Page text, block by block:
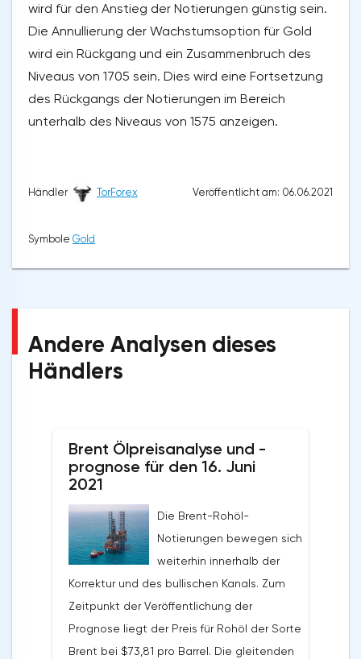
wird für den Anstieg der Notierungen günstig sein.
Die Annullierung der Wachstumsoption für Gold
wird ein Rückgang und ein Zusammenbruch des
Niveaus von 1705 sein. Dies wird eine Fortsetzung
des Rückgangs der Notierungen im Bereich
unterhalb des Niveaus von 1575 anzeigen.
Händler TorForex Veröffentlicht am: 06.06.2021
Symbole Gold
Andere Analysen dieses
Händlers
Brent Ölpreisanalyse und -
prognose für den 16. Juni
2021
Die Brent-Rohöl-
Notierungen bewegen sich
weiterhin innerhalb der
Korrektur und des bullischen Kanals. Zum
Zeitpunkt der Veröffentlichung der
Prognose liegt der Preis für Rohöl der Sorte
Brent bei $73,81 pro Barrel. Die gleitenden